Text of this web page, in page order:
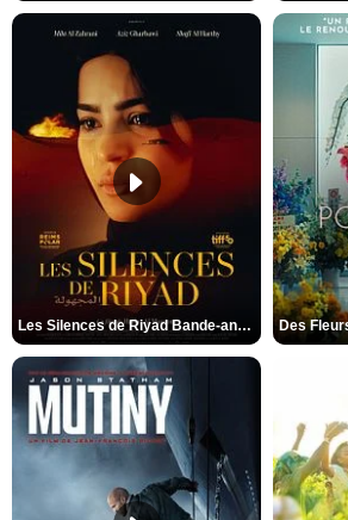
Les Silences de Riyad Bande-annonce VO STFR